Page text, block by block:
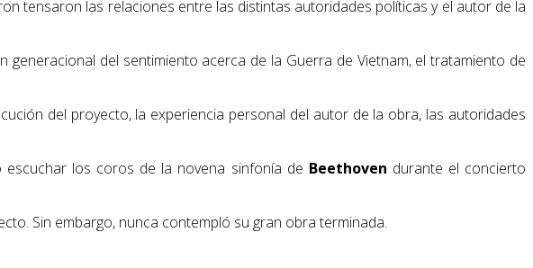
tensaron las relaciones entre las distintas autoridades políticas y el autor de la
del sentimiento acerca de la Guerra de Vietnam, el tratamiento de
del proyecto, la experiencia personal del autor de la obra, las autoridades
los coros de la novena sinfonía de Beethoven durante el concierto
Sin embargo, nunca contempló su gran obra terminada.